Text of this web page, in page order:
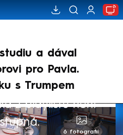
a dával
pro Pavla.
s Trumpem
z playlistu není
6 fotografií